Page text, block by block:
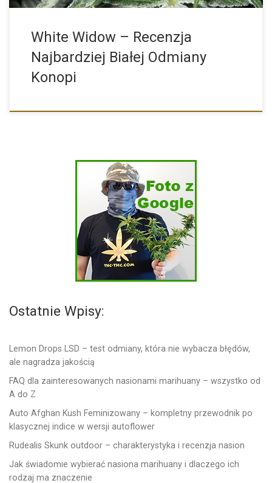
White Widow – Recenzja
Najbardziej Białej Odmiany
Konopi
Ostatnie Wpisy:
Lemon Drops LSD – test odmiany, która nie wybacza błędów,
ale nagradza jakością
FAQ dla zainteresowanych nasionami marihuany – wszystko od
A do Z
Auto Afghan Kush Feminizowany – kompletny przewodnik po
klasycznej indice w wersji autoflower
Rudealis Skunk outdoor – charakterystyka i recenzja nasion
Jak świadomie wybierać nasiona marihuany i dlaczego ich
rodzaj ma znaczenie